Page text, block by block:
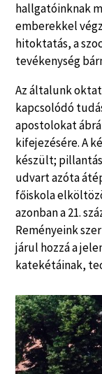
hallgatóinknak
emberekkel
hitoktatás, a
tevékenység
Az általunk
kapcsolódó
apostolokat
kifejezésére. A
készült;
udvart azóta
főiskola
azonban a 21.
Reményeink
járul hozzá a
katekétáinak,